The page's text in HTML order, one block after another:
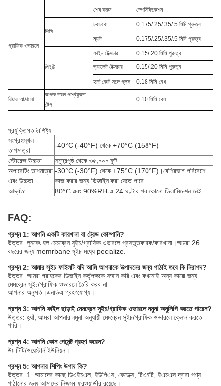
গ্রাফিক ওভারলে
শেষ করুন স্পেসিফিকেশন
পিসি
চকচকে 0.175/.25/.35/.5 মিমি পুরুত্ব
ম্যাট 0.175/.25/.35/.5 মিমি পুরুত্ব
পিইটি
ফাইন টেক্সচার
0.15/.20 মিমি পুরুত্ব
ভ্যালেট টেক্সচার
0.15/.20 মিমি পুরুত্ব
হার্ড কোট সঙ্গে গ্লস 0.18 মিমি বেধ
রিয়ার আঠালো
কাগজ ডবল পার্শ্বযুক্ত
টেপ
0.10 মিমি বেধ
প্রযুক্তিগত বৈশিষ্ট্য
সংগ্রহস্থল
তাপমাত্রা
-40°C (-40°F) থেকে +70°C (158°F)
স্টোরেজ উচ্চতা
সমুদ্রপৃষ্ঠ থেকে ৩৫,০০০ ফুট
অপারেটিং তাপমাত্রা
এবং উচ্চতা
-30°C (-30°F) থেকে +75°C (170°F)।বেশিরভাগ পরিবেশে
কাজ করার জন্য ডিজাইন করা যেতে পারে
আর্দ্রতা
80°C এবং 90%RH-এ 24 ঘণ্টার পর কোনো ডিলামিনেশন নেই
FAQ:
প্রশ্ন 1: আপনি একটি কারখানা বা ট্রেড কোম্পানি?
উত্তর: লুনফেং হল মেমব্রেন সুইচ/গ্রাফিক ওভারলে প্রস্তুতকারক/কারখানা।আমরা 26
বছরের জন্য memrbane সুইচ মধ্যে pecialize.
প্রশ্ন 2: আমার সুইচ ফাইলটি যদি আমি আপনাকে উত্পাদনের জন্য পাঠাই তবে কি নিরাপদ?
উত্তর: আমরা গ্রাহকের ডিজাইন কর্তৃপক্ষকে সম্মান করি এবং কখনোই অন্য কারো জন্য
মেমব্রেন সুইচ/গ্রাফিক ওভারলে তৈরি করব না
আপনার অনুমতি।এনডিএ গ্রহণযোগ্য।
প্রশ্ন 3: আপনি ফাইল ছাড়াই মেমব্রেন সুইচ/গ্রাফিক ওভারলে নমুনা অনুলিপি করতে পারেন?
উত্তর: হ্যাঁ, আমরা আপনার নমুনা অনুযায়ী মেমব্রেন সুইচ/গ্রাফিক ওভারলে ক্লোন করতে
পারি।
প্রশ্ন 4: আপনি কোন পেমেন্ট গ্রহণ করেন?
উঃ টিটি/ওয়েস্টার্ন ইউনিয়ন।
প্রশ্ন 5: আপনার শিপিং উপায় কি?
উত্তর: 1. আমাদের কাছে ডিএইচএল, ইউপিএস, ফেডেক্স, টিএনটি, ইএমএস দ্বারা পণ্য
পাঠানোর জন্য আমাদের নিজস্ব ফরওয়ার্ডার রয়েছে।